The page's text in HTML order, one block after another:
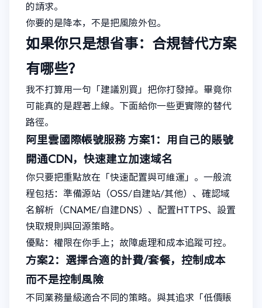
的請求。
你要的是降本，不是把風險外包。
如果你只是想省事：合規替代方案
有哪些？
我不打算用一句「建議別買」把你打發掉。畢竟你
可能真的是趕著上線。下面給你一些更實際的替代
路徑。
阿里雲國際帳號服務 方案1：用自己的賬號
開通CDN，快速建立加速域名
你只要把重點放在「快速配置與可維運」。一般流
程包括：準備源站（OSS/自建站/其他）、確認域
名解析（CNAME/自建DNS）、配置HTTPS、設置
快取規則與回源策略。
優點：權限在你手上；故障處理和成本追蹤可控。
方案2：選擇合適的計費/套餐，控制成本
而不是控制風險
不同業務量級適合不同的策略。與其追求「低價賬